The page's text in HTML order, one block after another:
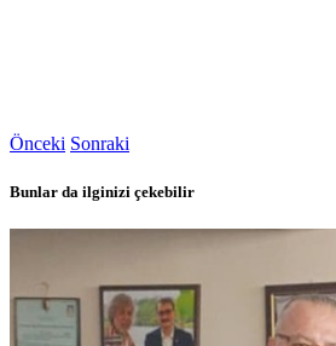
Önceki Sonraki
Bunlar da ilginizi çekebilir